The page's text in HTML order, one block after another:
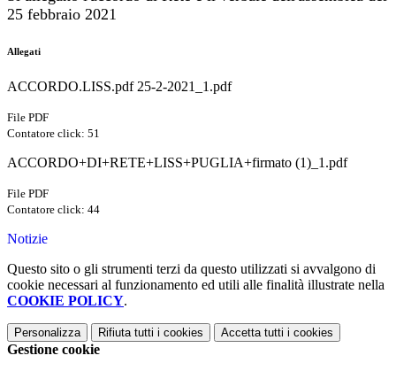
25 febbraio 2021
Allegati
ACCORDO.LISS.pdf 25-2-2021_1.pdf
File PDF
Contatore click: 51
ACCORDO+DI+RETE+LISS+PUGLIA+firmato (1)_1.pdf
File PDF
Contatore click: 44
Notizie
Questo sito o gli strumenti terzi da questo utilizzati si avvalgono di
cookie necessari al funzionamento ed utili alle finalità illustrate nella
COOKIE POLICY.
Personalizza Rifiuta tutti i cookies Accetta tutti i cookies
Gestione cookie